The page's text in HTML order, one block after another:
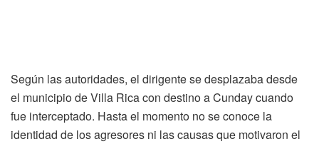
Según las autoridades, el dirigente se desplazaba desde
el municipio de Villa Rica con destino a Cunday cuando
fue interceptado. Hasta el momento no se conoce la
identidad de los agresores ni las causas que motivaron el